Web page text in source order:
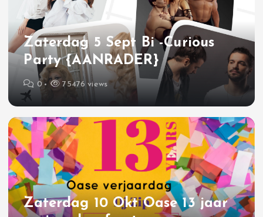
Zaterdag 5 Sept Bi -Curious
Party {AANRADER}
0 75476 views
Zaterdag 10 Okt Oase 13 jaar